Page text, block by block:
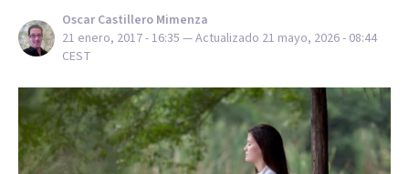
Oscar Castillero Mimenza
21 enero, 2017 - 16:35 — Actualizado 21 mayo, 2026 - 08:44
CEST